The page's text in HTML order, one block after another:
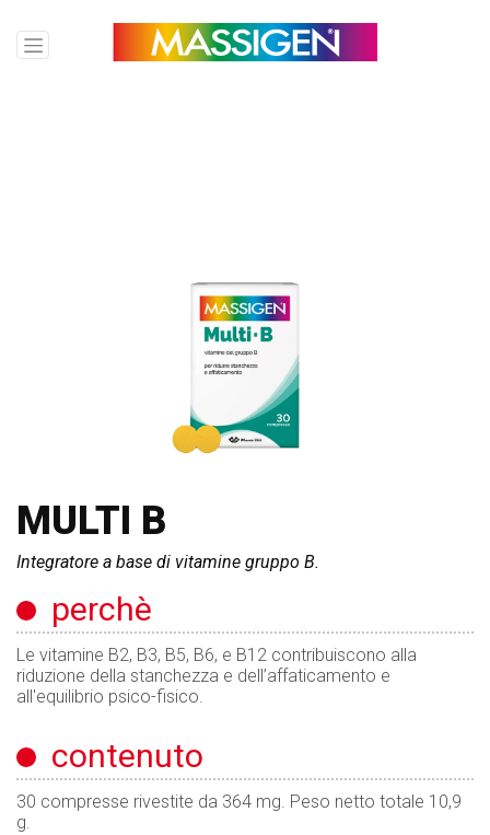
MULTI B
Integratore a base di vitamine gruppo B.
perchè
Le vitamine B2, B3, B5, B6, e B12 contribuiscono alla
riduzione della stanchezza e dell’affaticamento e
all'equilibrio psico-fisico.
contenuto
30 compresse rivestite da 364 mg. Peso netto totale 10,9
g.